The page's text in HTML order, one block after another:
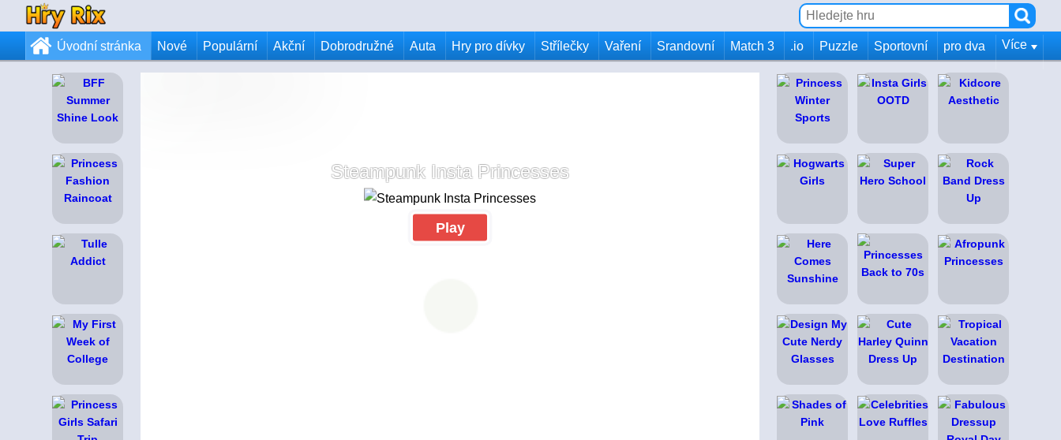
Úvodní stránka Nové Populární Akční Dobrodružné Auta Hry pro dívky Střílečky Vaření Srandovní Match 3 .io Puzzle Sportovní pro dva Více
Steampunk Insta Princesses
Play